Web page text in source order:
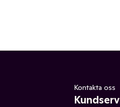
Kontakta oss